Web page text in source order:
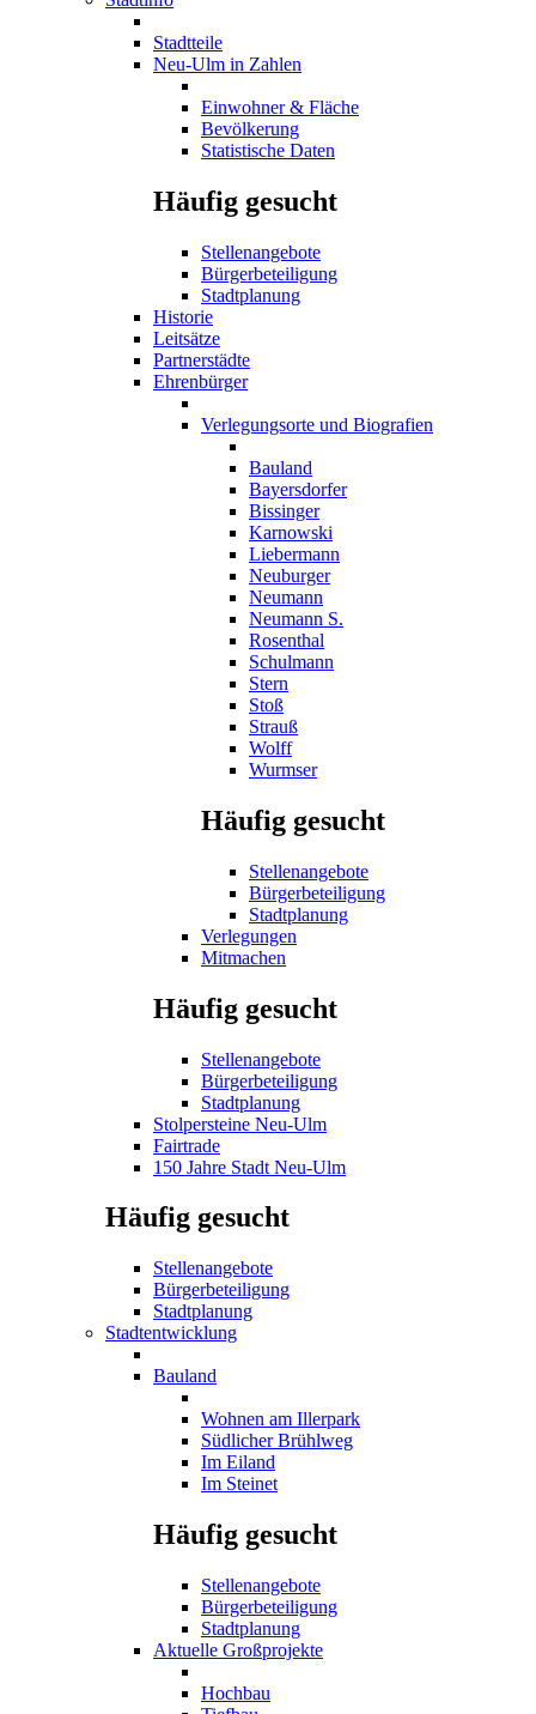
Stadtteile
Neu-Ulm in Zahlen
Einwohner & Fläche
Bevölkerung
Statistische Daten
Häufig gesucht
Stellenangebote
Bürgerbeteiligung
Stadtplanung
Historie
Leitsätze
Partnerstädte
Ehrenbürger
Verlegungsorte und Biografien
Bauland
Bayersdorfer
Bissinger
Karnowski
Liebermann
Neuburger
Neumann
Neumann S.
Rosenthal
Schulmann
Stern
Stoß
Strauß
Wolff
Wurmser
Häufig gesucht
Stellenangebote
Bürgerbeteiligung
Stadtplanung
Verlegungen
Mitmachen
Häufig gesucht
Stellenangebote
Bürgerbeteiligung
Stadtplanung
Stolpersteine Neu-Ulm
Fairtrade
150 Jahre Stadt Neu-Ulm
Häufig gesucht
Stellenangebote
Bürgerbeteiligung
Stadtplanung
Stadtentwicklung
Bauland
Wohnen am Illerpark
Südlicher Brühlweg
Im Eiland
Im Steinet
Häufig gesucht
Stellenangebote
Bürgerbeteiligung
Stadtplanung
Aktuelle Großprojekte
Hochbau